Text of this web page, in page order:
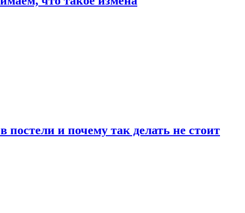
и почему так делать не стоит